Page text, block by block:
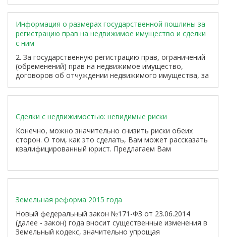
подача нотариусу по месту открытия наследства
соответствующего заявления. Причем заявление
должно быть подано в течение шести месяцев со дня
открытия наследства. По истечении шести месяцев
восстанавливать...
Информация о размерах государственной пошлины за
регистрацию прав на недвижимое имущество и сделки
с ним
2. За государственную регистрацию прав, ограничений
(обременений) прав на недвижимое имущество,
договоров об отчуждении недвижимого имущества, за
предусмотренных подпунктами 1, 3, 4 - 7, 9 – 12: для
Сделки с недвижимостью: невидимые риски
Конечно, можно значительно снизить риски обеих
сторон. О том, как это сделать, Вам может рассказать
квалифицированный юрист. Предлагаем Вам
к своей собственности. Кто-то благодаря нему поймет,
Земельная реформа 2015 года
Новый федеральный закон №171-ФЗ от 23.06.2014
(далее - закон) года вносит существенные изменения в
Земельный кодекс, значительно упрощая